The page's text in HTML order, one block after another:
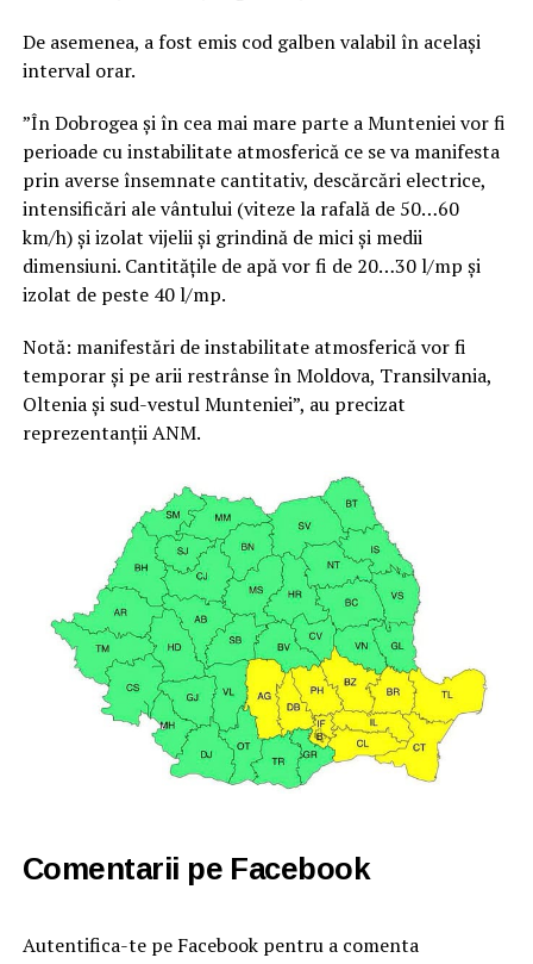
De asemenea, a fost emis cod galben valabil în același
interval orar.
”În Dobrogea și în cea mai mare parte a Munteniei vor fi
perioade cu instabilitate atmosferică ce se va manifesta
prin averse însemnate cantitativ, descărcări electrice,
intensificări ale vântului (viteze la rafală de 50…60
km/h) și izolat vijelii și grindină de mici și medii
dimensiuni. Cantitățile de apă vor fi de 20…30 l/mp și
izolat de peste 40 l/mp.
Notă: manifestări de instabilitate atmosferică vor fi
temporar și pe arii restrânse în Moldova, Transilvania,
Oltenia și sud-vestul Munteniei”, au precizat
reprezentanții ANM.
Comentarii pe Facebook
Autentifica-te pe Facebook pentru a comenta